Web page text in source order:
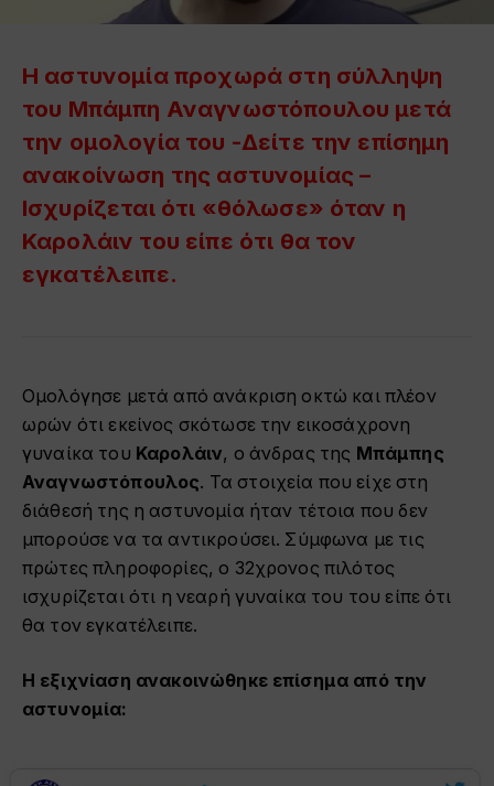
Η αστυνομία προχωρά στη σύλληψη
του Μπάμπη Αναγνωστόπουλου μετά
την ομολογία του -Δείτε την επίσημη
ανακοίνωση της αστυνομίας –
Ισχυρίζεται ότι «θόλωσε» όταν η
Καρολάιν του είπε ότι θα τον
εγκατέλειπε.
Ομολόγησε μετά από ανάκριση οκτώ και πλέον
ωρών ότι εκείνος σκότωσε την εικοσάχρονη
γυναίκα του Καρολάιν, ο άνδρας της Μπάμπης
Αναγνωστόπουλος. Τα στοιχεία που είχε στη
διάθεσή της η αστυνομία ήταν τέτοια που δεν
μπορούσε να τα αντικρούσει. Σύμφωνα με τις
πρώτες πληροφορίες, ο 32χρονος πιλότος
ισχυρίζεται ότι η νεαρή γυναίκα του του είπε ότι
θα τον εγκατέλειπε.
Η εξιχνίαση ανακοινώθηκε επίσημα από την
αστυνομία: